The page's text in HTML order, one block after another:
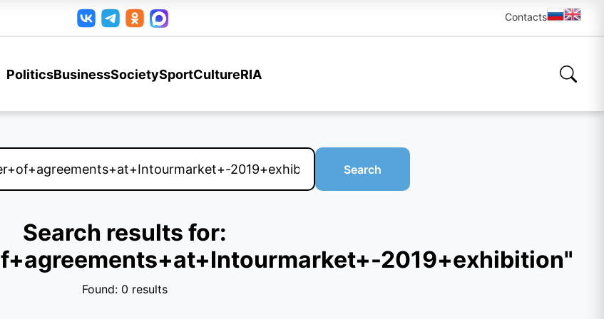
Contacts
PoliticsBusinessSocietySportCultureRIA
Search
Search results for:
2019+exhibition"
Found: 0 results